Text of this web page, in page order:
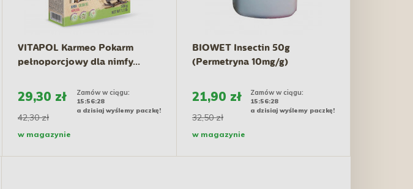
VITAPOL Karmeo Pokarm
pełnoporcjowy dla nimfy...
29,30 zł Zamów w ciągu:
15:56:27
a dzisiaj wyślemy paczkę!
42,30 zł
w magazynie
BIOWET Insectin 50g
(Permetryna 10mg/g)
21,90 zł Zamów w ciągu:
15:56:27
a dzisiaj wyślemy paczkę!
32,50 zł
w magazynie